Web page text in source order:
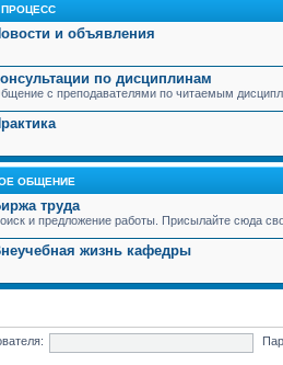
и объявления
по дисциплинам
с преподавателями по читаемым
ОБЩЕНИЕ
труда
и предложение работы. Присылайте сюда
жизнь кафедры